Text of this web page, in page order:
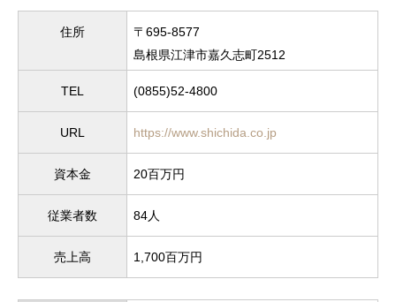
住所
〒695-8577
島根県江津市嘉久志町2512
TEL (0855)52-4800
URL https://www.shichida.co.jp
資本金 20百万円
従業者数 84人
売上高 1,700百万円